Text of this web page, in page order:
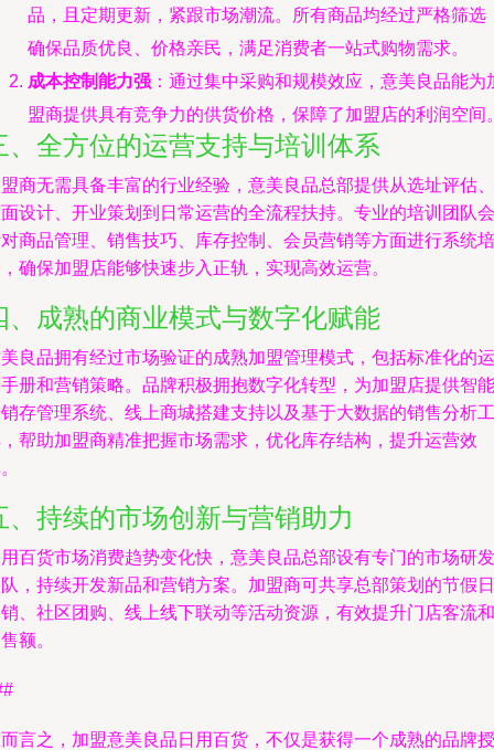
品，且定期更新，紧跟市场潮流。所有商品均经过严格筛选
确保品质优良、价格亲民，满足消费者一站式购物需求。
成本控制能力强 ：通过集中采购和规模效应，意美良品能为
盟商提供具有竞争力的供货价格，保障了加盟店的利润空间
、全方位的运营支持与培训体系
商无需具备丰富的行业经验，意美良品总部提供从选址评估、
设计、开业策划到日常运营的全流程扶持。专业的培训团队会
商品管理、销售技巧、库存控制、会员营销等方面进行系统培
确保加盟店能够快速步入正轨，实现高效运营。
、成熟的商业模式与数字化赋能
良品拥有经过市场验证的成熟加盟管理模式，包括标准化的运
册和营销策略。品牌积极拥抱数字化转型，为加盟店提供智能
存管理系统、线上商城搭建支持以及基于大数据的销售分析工
帮助加盟商精准把握市场需求，优化库存结构，提升运营效
、持续的市场创新与营销助力
百货市场消费趋势变化快，意美良品总部设有专门的市场研发
，持续开发新品和营销方案。加盟商可共享总部策划的节假日
、社区团购、线上线下联动等活动资源，有效提升门店客流和
额。
言之，加盟意美良品日用百货，不仅是获得一个成熟的品牌授